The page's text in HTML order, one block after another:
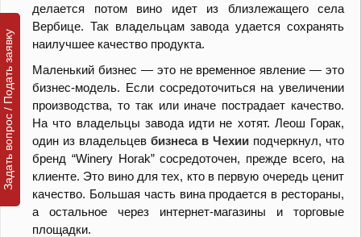
делается потом вино идет из близлежащего села
Вербице. Так владельцам завода удается сохранять
наилучшее качество продукта.
Маленький бизнес — это не временное явление — это
бизнес-модель. Если сосредоточиться на увеличении
производства, то так или иначе пострадает качество.
На что владельцы завода идти не хотят. Леош Горак,
один из владельцев бизнеса в Чехии подчеркнул, что
бренд “Winery Horak” сосредоточен, прежде всего, на
клиенте. Это вино для тех, кто в первую очередь ценит
качество. Большая часть вина продается в рестораны,
а остальное через интернет-магазины и торговые
площадки.
Задать вопрос / Подать заявку